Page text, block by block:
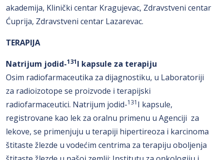
akademija, Klinički centar Kragujevac, Zdravstveni centar
Ćuprija, Zdravstveni centar Lazarevac.
TERAPIJA
Natrijum jodid-131I kapsule za terapiju
Osim radiofarmaceutika za dijagnostiku, u Laboratoriji
za radioizotope se proizvode i terapijski
radiofarmaceutici. Natrijum jodid-131 I kapsule,
registrovane kao lek za oralnu primenu u Agenciji za
lekove, se primenjuju u terapiji hipertireoza i karcinoma
štitaste žlezde u vodećim centrima za terapiju oboljenja